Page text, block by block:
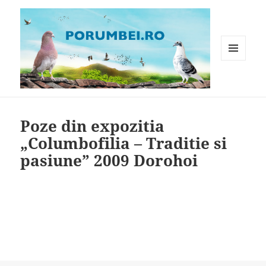
Poze din expozitia
„Columbofilia – Traditie si
pasiune” 2009 Dorohoi